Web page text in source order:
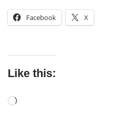
Facebook X
Like this: